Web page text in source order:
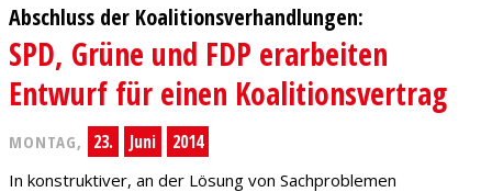
Abschluss der Koalitionsverhandlungen:
SPD, Grüne und FDP erarbeiten
Entwurf für einen Koalitionsvertrag
MONTAG, 23. Juni 2014
In konstruktiver, an der Lösung von Sachproblemen